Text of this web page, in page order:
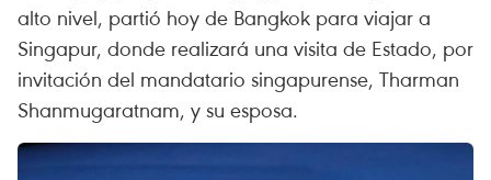
alto nivel, partió hoy de Bangkok para viajar a
Singapur, donde realizará una visita de Estado, por
invitación del mandatario singapurense, Tharman
Shanmugaratnam, y su esposa.